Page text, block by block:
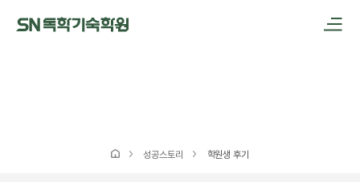
성공스토리 학원생 후기